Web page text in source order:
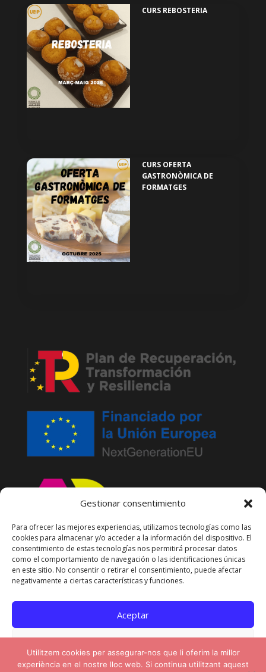
Gestionar consentimiento
Para ofrecer las mejores experiencias, utilizamos tecnologías como las
cookies para almacenar y/o acceder a la información del dispositivo. El
consentimiento de estas tecnologías nos permitirá procesar datos
como el comportamiento de navegación o las identificaciones únicas
en este sitio. No consentir o retirar el consentimiento, puede afectar
negativamente a ciertas características y funciones.
Aceptar
Denegar
Ver preferencias
CURS REBOSTERIA
CURS OFERTA
GASTRONÒMICA DE
FORMATGES
Digital – Diseño Web y Marketing Digital
Utilitzem cookies per assegurar-nos que li oferim la millor
experiència en el nostre lloc web. Si continua utilitzant aquest